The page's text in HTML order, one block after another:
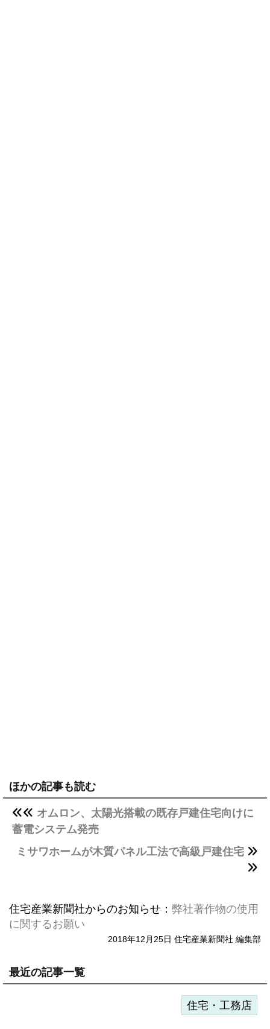
ほかの記事も読む
オムロン、太陽光搭載の既存戸建住宅向けに
蓄電システム発売
ミサワホームが木質パネル工法で高級戸建住宅
住宅産業新聞社からのお知らせ： 弊社著作物の使用
に関するお願い
2018年12月25日 住宅産業新聞社 編集部
最近の記事一覧
住宅・工務店